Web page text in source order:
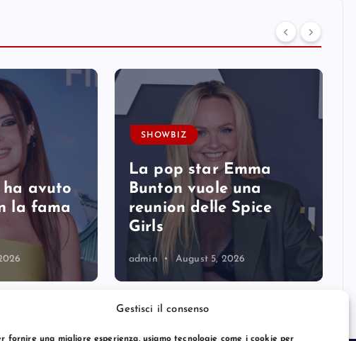
Gestisci il consenso
fornire una migliore esperienza, usiamo tecnologie come i cookie per
ha avuto
la fama
SHOWBIZ
La pop star Emma
Bunton vuole una
reunion delle Spice
Girls
admin August 5, 2026